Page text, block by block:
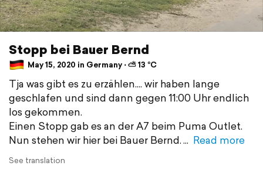
Stopp bei Bauer Bernd
May 15, 2020 in Germany ⋅ ⛅ 13 °C
Tja was gibt es zu erzählen.... wir haben lange
geschlafen und sind dann gegen 11:00 Uhr endlich
los gekommen.
Einen Stopp gab es an der A7 beim Puma Outlet.
Nun stehen wir hier bei Bauer Bernd.
Read more
See translation